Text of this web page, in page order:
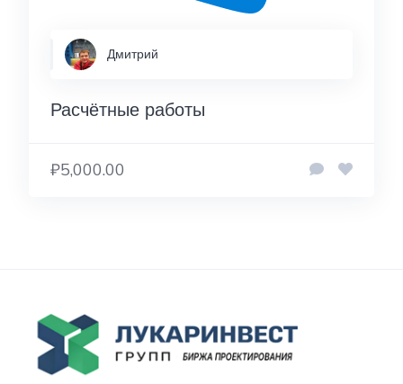
Дмитрий
Расчётные работы
₽5,000.00